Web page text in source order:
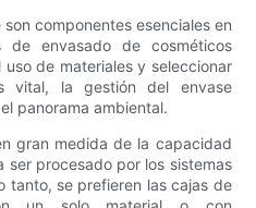
componentes esenciales en
de envasado de cosméticos
de materiales y seleccionar
vital, la gestión del envase
panorama ambiental.
gran medida de la capacidad
ser procesado por los sistemas
tanto, se prefieren las cajas de